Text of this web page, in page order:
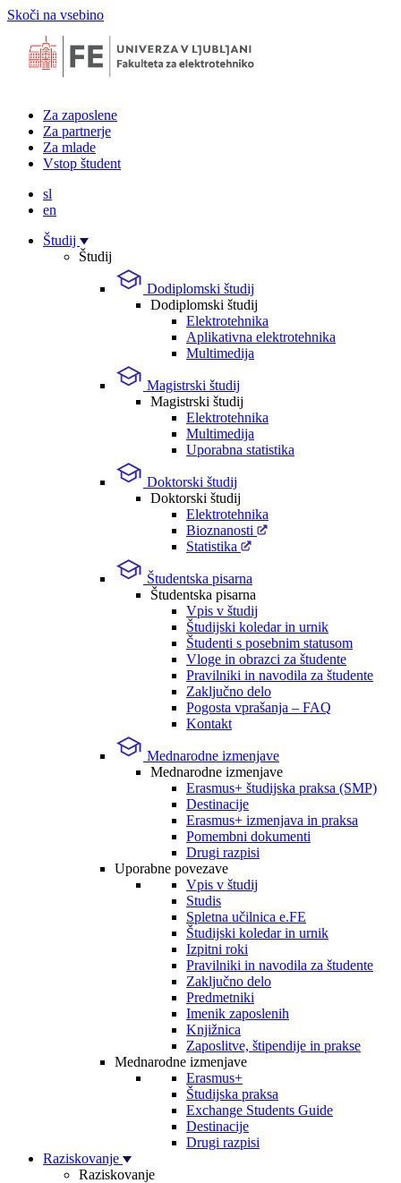
Skoči na vsebino
Za zaposlene
Za partnerje
Za mlade
Vstop študent
sl
en
Študij
Študij
Dodiplomski študij
Dodiplomski študij
Elektrotehnika
Aplikativna elektrotehnika
Multimedija
Magistrski študij
Magistrski študij
Elektrotehnika
Multimedija
Uporabna statistika
Doktorski študij
Doktorski študij
Elektrotehnika
Bioznanosti
Statistika
Študentska pisarna
Študentska pisarna
Vpis v študij
Študijski koledar in urnik
Študenti s posebnim statusom
Vloge in obrazci za študente
Pravilniki in navodila za študente
Zaključno delo
Pogosta vprašanja – FAQ
Kontakt
Mednarodne izmenjave
Mednarodne izmenjave
Erasmus+ študijska praksa (SMP)
Destinacije
Erasmus+ izmenjava in praksa
Pomembni dokumenti
Drugi razpisi
Uporabne povezave
Vpis v študij
Studis
Spletna učilnica e.FE
Študijski koledar in urnik
Izpitni roki
Pravilniki in navodila za študente
Zaključno delo
Predmetniki
Imenik zaposlenih
Knjižnica
Zaposlitve, štipendije in prakse
Mednarodne izmenjave
Erasmus+
Študijska praksa
Exchange Students Guide
Destinacije
Drugi razpisi
Raziskovanje
Raziskovanje